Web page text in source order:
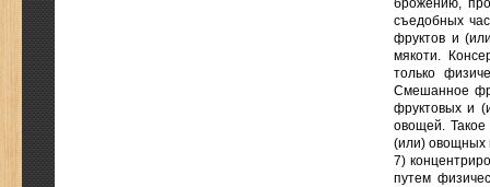
брожению,
съедобных
фруктов и
мякоти.
только
Смешанное
фруктовых и
овощей. Такое
(или) овощных
7)
путем